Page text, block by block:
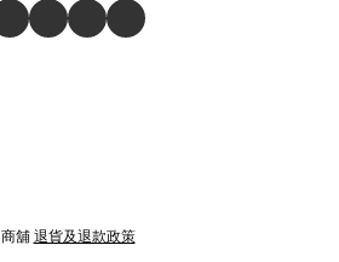
商舖 退貨及退款政策